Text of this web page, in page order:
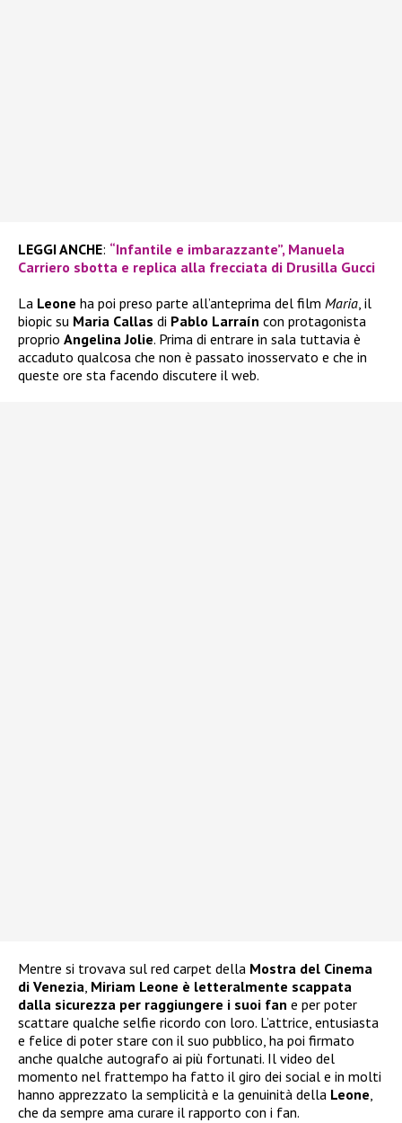
LEGGI ANCHE: “Infantile e imbarazzante”, Manuela
Carriero sbotta e replica alla frecciata di Drusilla Gucci
La Leone ha poi preso parte all’anteprima del film Maria, il
biopic su Maria Callas di Pablo Larraín con protagonista
proprio Angelina Jolie. Prima di entrare in sala tuttavia è
accaduto qualcosa che non è passato inosservato e che in
queste ore sta facendo discutere il web.
Mentre si trovava sul red carpet della Mostra del Cinema
di Venezia, Miriam Leone è letteralmente scappata
dalla sicurezza per raggiungere i suoi fan e per poter
scattare qualche selfie ricordo con loro. L’attrice, entusiasta
e felice di poter stare con il suo pubblico, ha poi firmato
anche qualche autografo ai più fortunati. Il video del
momento nel frattempo ha fatto il giro dei social e in molti
hanno apprezzato la semplicità e la genuinità della Leone,
che da sempre ama curare il rapporto con i fan.